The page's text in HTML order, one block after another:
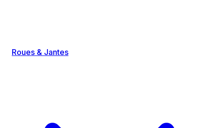
Roues & Jantes